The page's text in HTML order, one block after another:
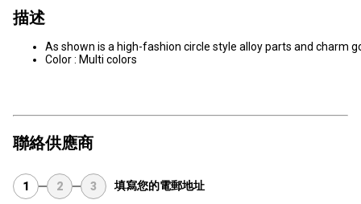
描述
As shown is a high-fashion circle style alloy parts and charm
Color : Multi colors
聯絡供應商
1 2 3 填寫您的電郵地址